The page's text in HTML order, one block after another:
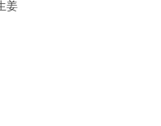
姜